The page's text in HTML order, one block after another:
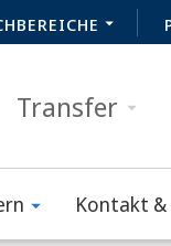
Transfer
Kontakt &